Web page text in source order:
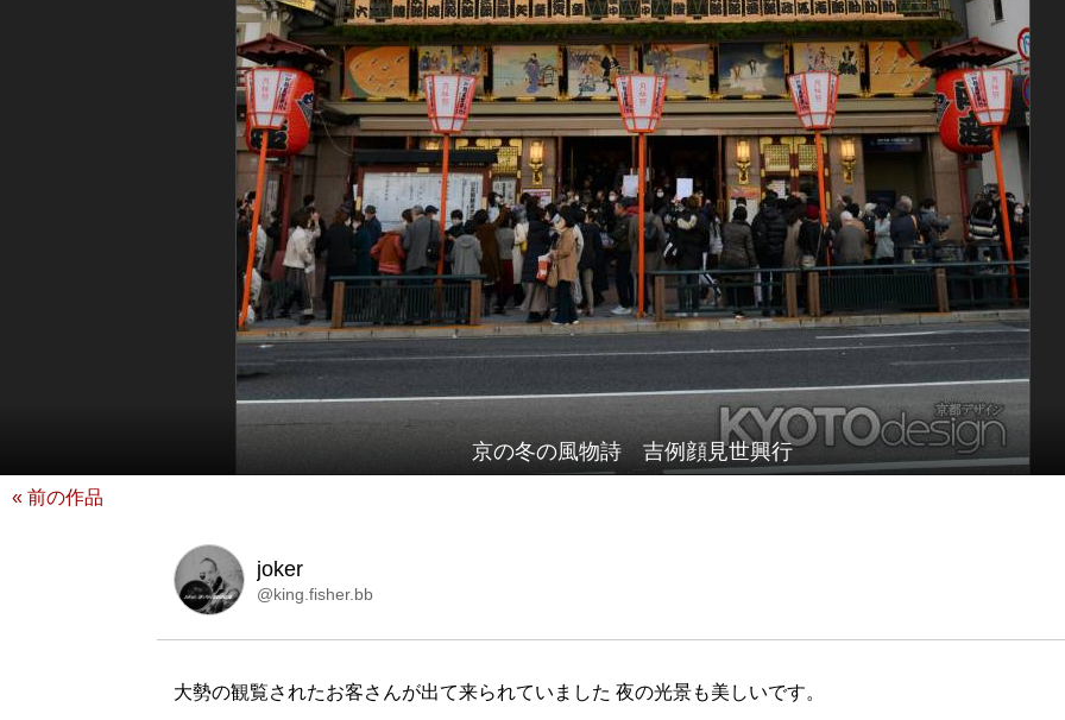
京の冬の風物詩 吉例顔見世興行
« 前の作品
joker
@king.fisher.bb
大勢の観覧されたお客さんが出て来られていました 夜の光景も美しいです。